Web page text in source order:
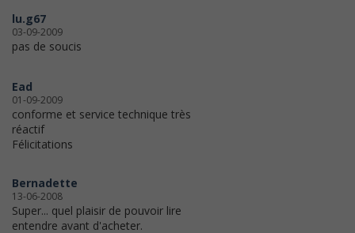
lu.g67
03-09-2009
pas de soucis
Ead
01-09-2009
conforme et service technique très
réactif
Félicitations
Bernadette
13-06-2008
Super... quel plaisir de pouvoir lire
entendre avant d'acheter.